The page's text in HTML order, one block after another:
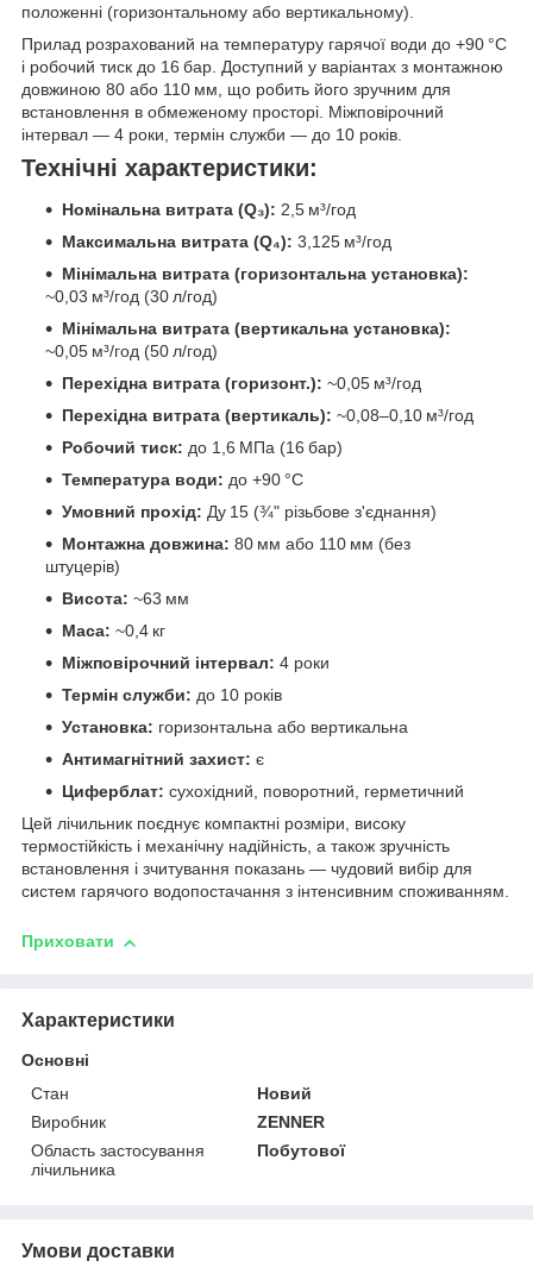
положенні (горизонтальному або вертикальному).
Прилад розрахований на температуру гарячої води до +90 °C
і робочий тиск до 16 бар. Доступний у варіантах з монтажною
довжиною 80 або 110 мм, що робить його зручним для
встановлення в обмеженому просторі. Міжповірочний
інтервал — 4 роки, термін служби — до 10 років.
Технічні характеристики:
Номінальна витрата (Q₃): 2,5 м³/год
Максимальна витрата (Q₄): 3,125 м³/год
Мінімальна витрата (горизонтальна установка):
~0,03 м³/год (30 л/год)
Мінімальна витрата (вертикальна установка):
~0,05 м³/год (50 л/год)
Перехідна витрата (горизонт.): ~0,05 м³/год
Перехідна витрата (вертикаль): ~0,08–0,10 м³/год
Робочий тиск: до 1,6 МПа (16 бар)
Температура води: до +90 °C
Умовний прохід: Ду 15 (¾" різьбове з'єднання)
Монтажна довжина: 80 мм або 110 мм (без
штуцерів)
Висота: ~63 мм
Маса: ~0,4 кг
Міжповірочний інтервал: 4 роки
Термін служби: до 10 років
Установка: горизонтальна або вертикальна
Антимагнітний захист: є
Циферблат: сухохідний, поворотний, герметичний
Цей лічильник поєднує компактні розміри, високу
термостійкість і механічну надійність, а також зручність
встановлення і зчитування показань — чудовий вибір для
систем гарячого водопостачання з інтенсивним споживанням.
Приховати
Характеристики
Основні
Стан
Новий
Виробник
ZENNER
Область застосування
лічильника
Побутової
Умови доставки